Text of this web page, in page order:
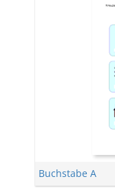
Buchstabe A